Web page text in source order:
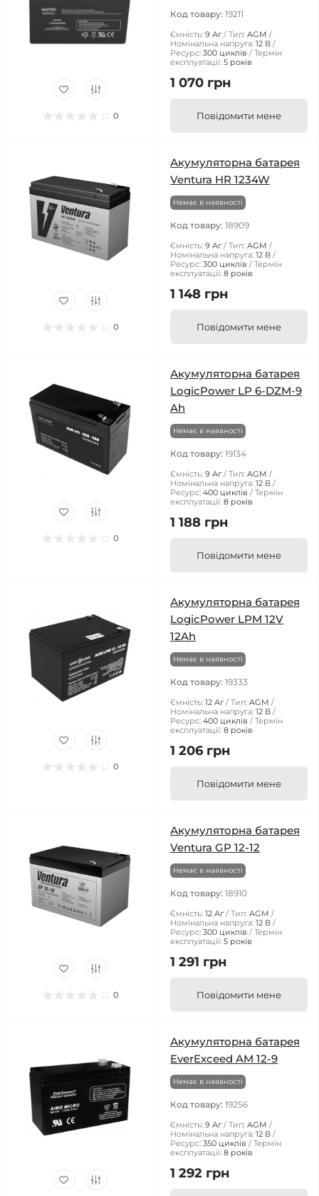
0
Код товару: 19211
Ємність: 9 Аг Тип: AGM
Номінальна напруга: 12 В
Ресурс: 300 циклів
Термін
експлуатації: 5 років
1 070 грн
Повідомити мене
0
Акумуляторна батарея
Ventura HR 1234W
Немає в наявності
Код товару: 18909
Ємність: 9 Аг Тип: AGM
Номінальна напруга: 12 В
Ресурс: 300 циклів
Термін
експлуатації: 8 років
1 148 грн
Повідомити мене
0
Акумуляторна батарея
LogicPower LP 6-DZM-9
Ah
Немає в наявності
Код товару: 19134
Ємність: 9 Аг Тип: AGM
Номінальна напруга: 12 В
Ресурс: 400 циклів
Термін
експлуатації: 8 років
1 188 грн
Повідомити мене
0
Акумуляторна батарея
LogicPower LPM 12V
12Ah
Немає в наявності
Код товару: 19333
Ємність: 12 Аг Тип: AGM
Номінальна напруга: 12 В
Ресурс: 400 циклів
Термін
експлуатації: 8 років
1 206 грн
Повідомити мене
0
Акумуляторна батарея
Ventura GP 12-12
Немає в наявності
Код товару: 18910
Ємність: 12 Аг Тип: AGM
Номінальна напруга: 12 В
Ресурс: 300 циклів
Термін
експлуатації: 5 років
1 291 грн
Повідомити мене
Акумуляторна батарея
EverExceed AM 12-9
Немає в наявності
Код товару: 19256
Ємність: 9 Аг Тип: AGM
Номінальна напруга: 12 В
Ресурс: 350 циклів
Термін
експлуатації: 8 років
1 292 грн